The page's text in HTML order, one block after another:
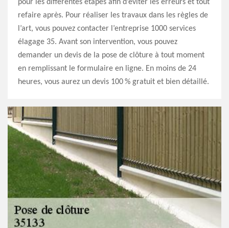
pour les différentes étapes afin d’éviter les erreurs et tout
refaire après. Pour réaliser les travaux dans les règles de
l’art, vous pouvez contacter l’entreprise 1000 services
élagage 35. Avant son intervention, vous pouvez
demander un devis de la pose de clôture à tout moment
en remplissant le formulaire en ligne. En moins de 24
heures, vous aurez un devis 100 % gratuit et bien détaillé.